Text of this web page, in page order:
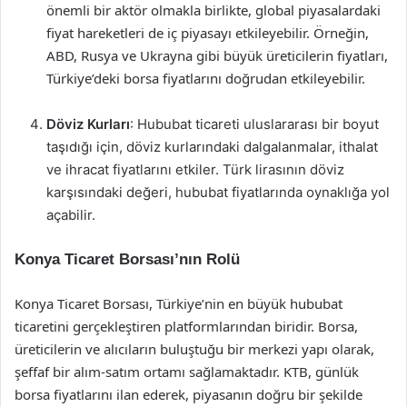
önemli bir aktör olmakla birlikte, global piyasalardaki
fiyat hareketleri de iç piyasayı etkileyebilir. Örneğin,
ABD, Rusya ve Ukrayna gibi büyük üreticilerin fiyatları,
Türkiye’deki borsa fiyatlarını doğrudan etkileyebilir.
Döviz Kurları: Hububat ticareti uluslararası bir boyut
taşıdığı için, döviz kurlarındaki dalgalanmalar, ithalat
ve ihracat fiyatlarını etkiler. Türk lirasının döviz
karşısındaki değeri, hububat fiyatlarında oynaklığa yol
açabilir.
Konya Ticaret Borsası’nın Rolü
Konya Ticaret Borsası, Türkiye’nin en büyük hububat
ticaretini gerçekleştiren platformlarından biridir. Borsa,
üreticilerin ve alıcıların buluştuğu bir merkezi yapı olarak,
şeffaf bir alım-satım ortamı sağlamaktadır. KTB, günlük
borsa fiyatlarını ilan ederek, piyasanın doğru bir şekilde